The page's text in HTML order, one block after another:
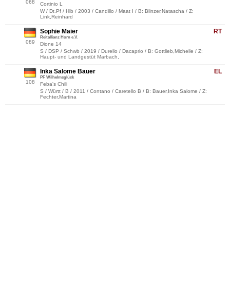
068
Cortinio L
W / Dt.Pf / Hlb / 2003 / Candillo / Maat I / B: Blinzer,Natascha / Z:
Link,Reinhard
089
RT
Sophie Maier
Reitallianz Horn e.V.
Dione 14
S / DSP / Schwb / 2019 / Durello / Dacaprio / B: Gottlieb,Michelle / Z:
Haupt- und Landgestüt Marbach,
108
EL
Inka Salome Bauer
PF Wilhelmsglück
Feba's Chili
S / Württ / B / 2011 / Contano / Caretello B / B: Bauer,Inka Salome / Z:
Fechter,Martina